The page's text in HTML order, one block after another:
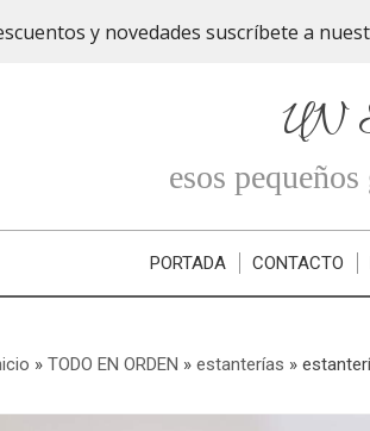
y novedades suscríbete a
UN
esos
PORTADA CONTACTO
» TODO EN ORDEN » estanterías »